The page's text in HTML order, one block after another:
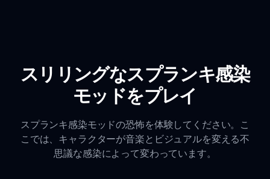
スリリングなスプランキ感染
モッドをプレイ
スプランキ感染モッドの恐怖を体験してください。こ
こでは、キャラクターが音楽とビジュアルを変える不
思議な感染によって変わっています。